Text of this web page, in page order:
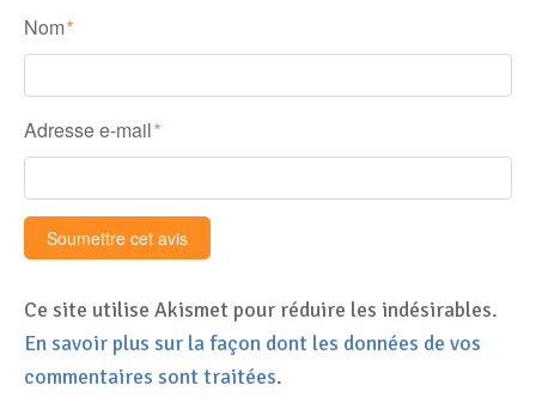
Nom *
Adresse e-mail *
Ce site utilise Akismet pour réduire les indésirables.
En savoir plus sur la façon dont les données de vos
commentaires sont traitées.